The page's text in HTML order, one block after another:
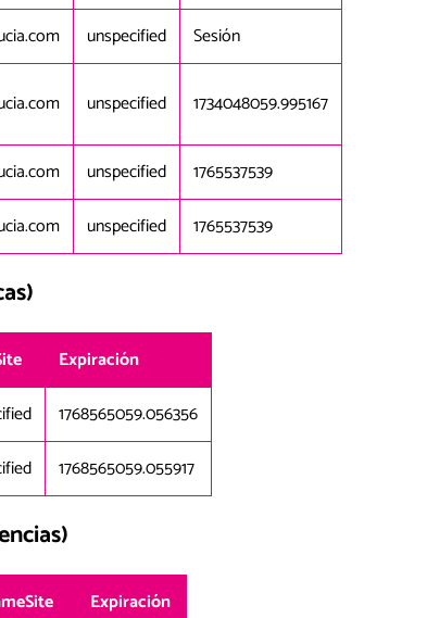
unspecified
Sesión
unspecified 1734048059.995167
unspecified
1765537539
unspecified 1765537539
Expiración
1768565059.056356
1768565059.055917
Expiración